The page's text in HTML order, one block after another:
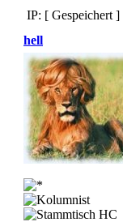
IP: [ Gespeichert ]
hell